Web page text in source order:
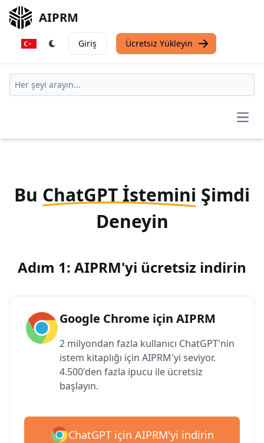
AIPRM
Giriş Ücretsiz Yükleyin
Bu ChatGPT İstemini Şimdi
Deneyin
Adım 1: AIPRM'yi ücretsiz indirin
Google Chrome için AIPRM
2 milyondan fazla kullanıcı ChatGPT'nin
istem kitaplığı için AIPRM'yi seviyor.
4.500'den fazla ipucu ile ücretsiz
başlayın.
ChatGPT için AIPRM'yi indirin